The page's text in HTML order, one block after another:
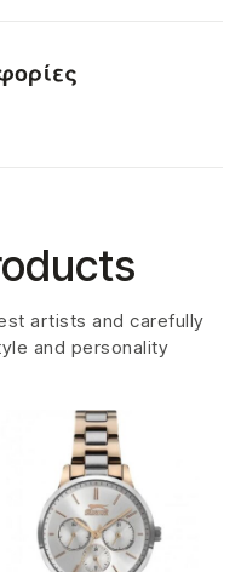
artists and carefully
and personality